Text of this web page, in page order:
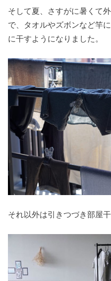
そして夏、さすがに暑くて
で、タオルやズボンなど竿
に干すようになりました。
それ以外は引きつづき部屋